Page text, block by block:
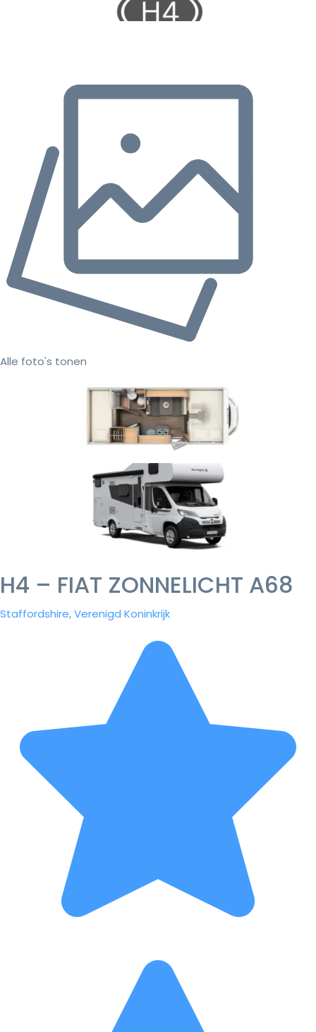
Alle foto's tonen
H4 – FIAT ZONNELICHT A68
Staffordshire, Verenigd Koninkrijk